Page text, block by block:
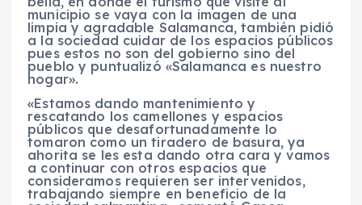
municipio se vaya con la imagen de una
limpia y agradable Salamanca, también pidió
a la sociedad cuidar de los espacios públicos
pues estos no son del gobierno sino del
pueblo y puntualizó «Salamanca es nuestro
hogar».
«Estamos dando mantenimiento y
rescatando los camellones y espacios
públicos que desafortunadamente lo
tomaron como un tiradero de basura, ya
ahorita se les esta dando otra cara y vamos
a continuar con otros espacios que
consideramos requieren ser intervenidos,
trabajando siempre en beneficio de la